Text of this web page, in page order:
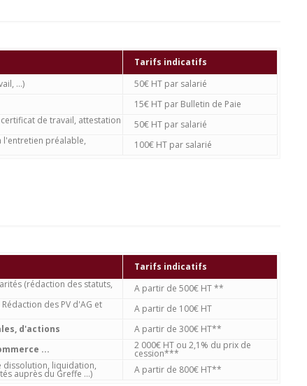
Tarifs indicatifs
...)
50€ HT par salarié
15€ HT par Bulletin de Paie
de travail, attestation
50€ HT par salarié
l'entretien préalable, 100€ HT par salarié
Tarifs indicatifs
(rédaction des statuts,
A partir de 500€ HT **
des PV d'AG et
A partir de 100€ HT
d'actions
A partir de 300€ HT**
... 2 000€ HT ou 2,1% du prix de
cession***
dissolution, liquidation,
auprès du Greffe ...) A partir de 800€ HT**